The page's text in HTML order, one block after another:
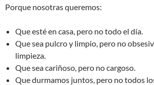
Porque nosotras queremos:
Que esté en casa, pero no todo el día.
Que sea pulcro y limpio, pero no
limpieza.
Que sea cariñoso, pero no cargoso.
Que durmamos juntos, pero no todos